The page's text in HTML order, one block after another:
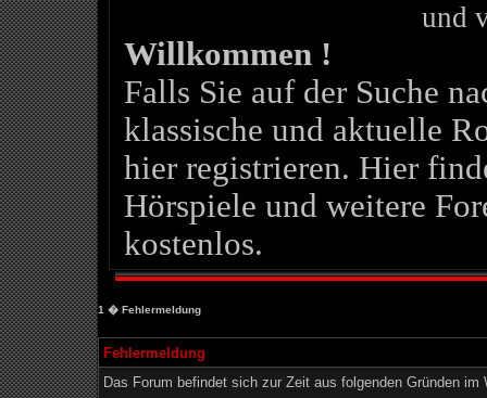
und
Willkommen !
Falls Sie auf der Suche
klassische und aktuelle
hier registrieren. Hier
Hörspiele und weitere
kostenlos.
1 � Fehlermeldung
Fehlermeldung
Das Forum befindet sich zur Zeit aus folgenden Gründen im